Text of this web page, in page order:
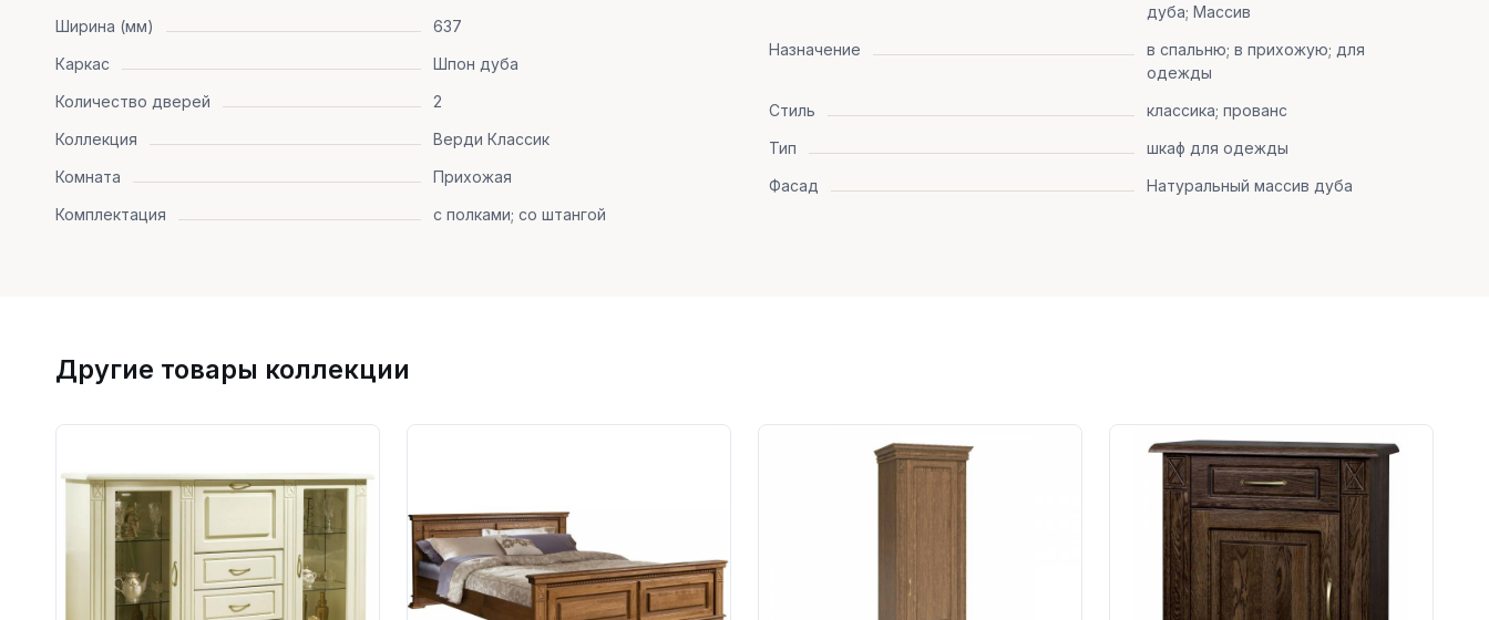
Ширина (мм)
637
Каркас
Шпон дуба
Количество дверей
2
Коллекция
Верди Классик
Комната
Прихожая
Комплектация
с полками; со штангой
дуба; Массив
Назначение
в спальню; в прихожую; для
одежды
Стиль
классика; прованс
Тип
шкаф для одежды
Фасад
Натуральный массив дуба
Другие товары коллекции